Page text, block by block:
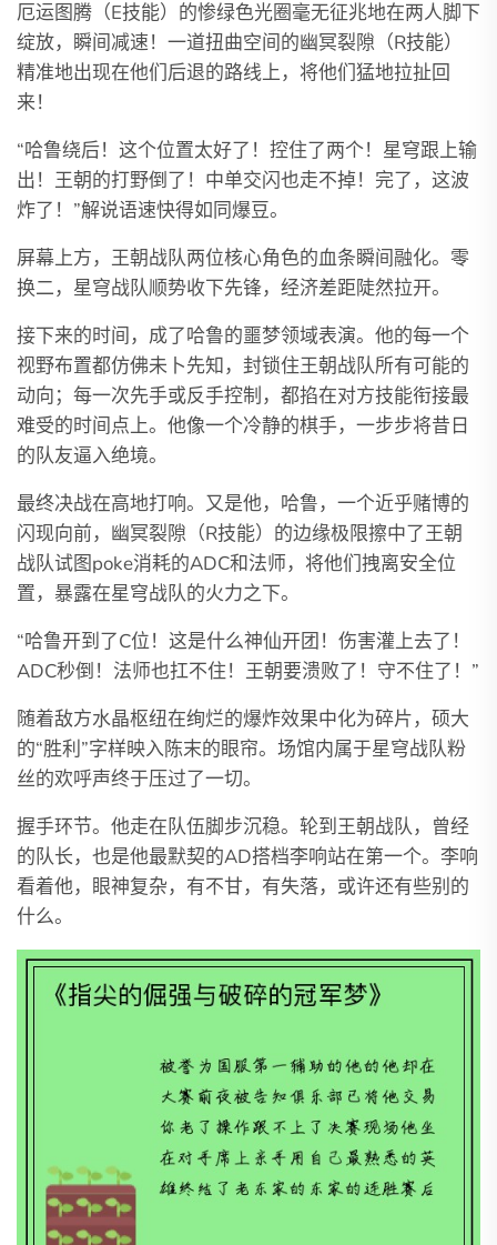
厄运图腾（E技能）的惨绿色光圈毫无征兆地在两人脚下
绽放，瞬间减速！一道扭曲空间的幽冥裂隙（R技能）
精准地出现在他们后退的路线上，将他们猛地拉扯回
来！
“哈鲁绕后！这个位置太好了！控住了两个！星穹跟上输
出！王朝的打野倒了！中单交闪也走不掉！完了，这波
炸了！”解说语速快得如同爆豆。
屏幕上方，王朝战队两位核心角色的血条瞬间融化。零
换二，星穹战队顺势收下先锋，经济差距陡然拉开。
接下来的时间，成了哈鲁的噩梦领域表演。他的每一个
视野布置都仿佛未卜先知，封锁住王朝战队所有可能的
动向；每一次先手或反手控制，都掐在对方技能衔接最
难受的时间点上。他像一个冷静的棋手，一步步将昔日
的队友逼入绝境。
最终决战在高地打响。又是他，哈鲁，一个近乎赌博的
闪现向前，幽冥裂隙（R技能）的边缘极限擦中了王朝
战队试图poke消耗的ADC和法师，将他们拽离安全位
置，暴露在星穹战队的火力之下。
“哈鲁开到了C位！这是什么神仙开团！伤害灌上去了！
ADC秒倒！法师也扛不住！王朝要溃败了！守不住了！”
随着敌方水晶枢纽在绚烂的爆炸效果中化为碎片，硕大
的“胜利”字样映入陈末的眼帘。场馆内属于星穹战队粉
丝的欢呼声终于压过了一切。
握手环节。他走在队伍脚步沉稳。轮到王朝战队，曾经
的队长，也是他最默契的AD搭档李响站在第一个。李响
看着他，眼神复杂，有不甘，有失落，或许还有些别的
什么。